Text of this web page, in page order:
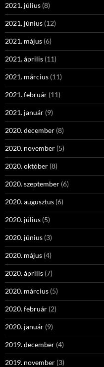
2021. július (8)
2021. június (12)
2021. május (6)
2021. április (11)
2021. március (11)
2021. február (11)
2021. január (9)
2020. december (8)
2020. november (5)
2020. október (8)
2020. szeptember (6)
2020. augusztus (6)
2020. július (5)
2020. június (3)
2020. május (4)
2020. április (7)
2020. március (5)
2020. február (2)
2020. január (9)
2019. december (4)
2019. november (3)